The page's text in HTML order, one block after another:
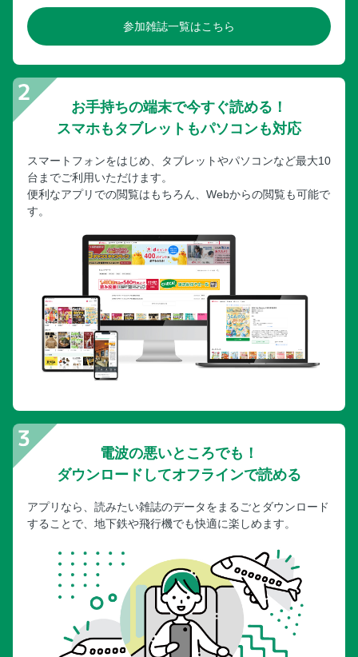
参加雑誌一覧はこちら
お手持ちの端末で今すぐ読める！
スマホもタブレットもパソコンも対応
スマートフォンをはじめ、タブレットやパソコンなど最大10
台までご利用いただけます。
便利なアプリでの閲覧はもちろん、Webからの閲覧も可能で
す。
電波の悪いところでも！
ダウンロードしてオフラインで読める
アプリなら、読みたい雑誌のデータをまるごとダウンロード
することで、地下鉄や飛行機でも快適に楽しめます。